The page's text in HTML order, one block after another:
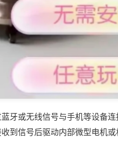
牙或无线信号与手机等设备
到信号后驱动内部微型电机